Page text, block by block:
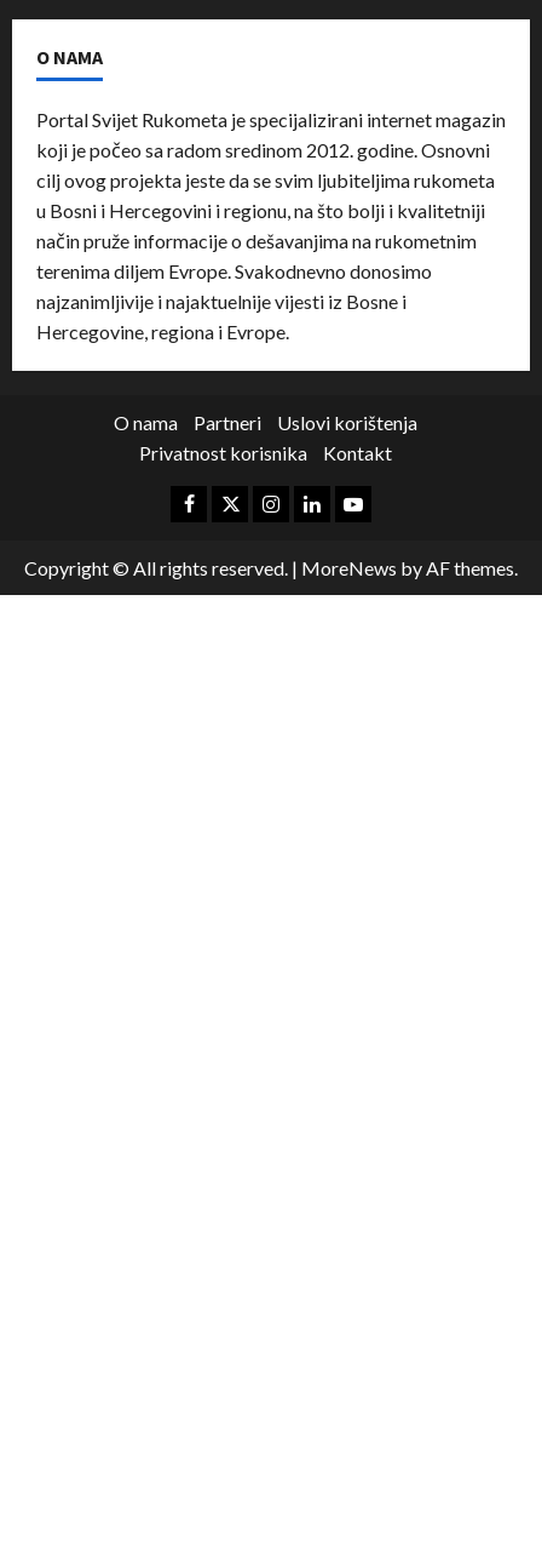
O NAMA
Portal Svijet Rukometa je specijalizirani internet magazin
koji je počeo sa radom sredinom 2012. godine. Osnovni
cilj ovog projekta jeste da se svim ljubiteljima rukometa
u Bosni i Hercegovini i regionu, na što bolji i kvalitetniji
način pruže informacije o dešavanjima na rukometnim
terenima diljem Evrope. Svakodnevno donosimo
najzanimljivije i najaktuelnije vijesti iz Bosne i
Hercegovine, regiona i Evrope.
O nama Partneri
Uslovi korištenja
Privatnost korisnika
Kontakt
Copyright © All rights reserved. | MoreNews by AF themes.